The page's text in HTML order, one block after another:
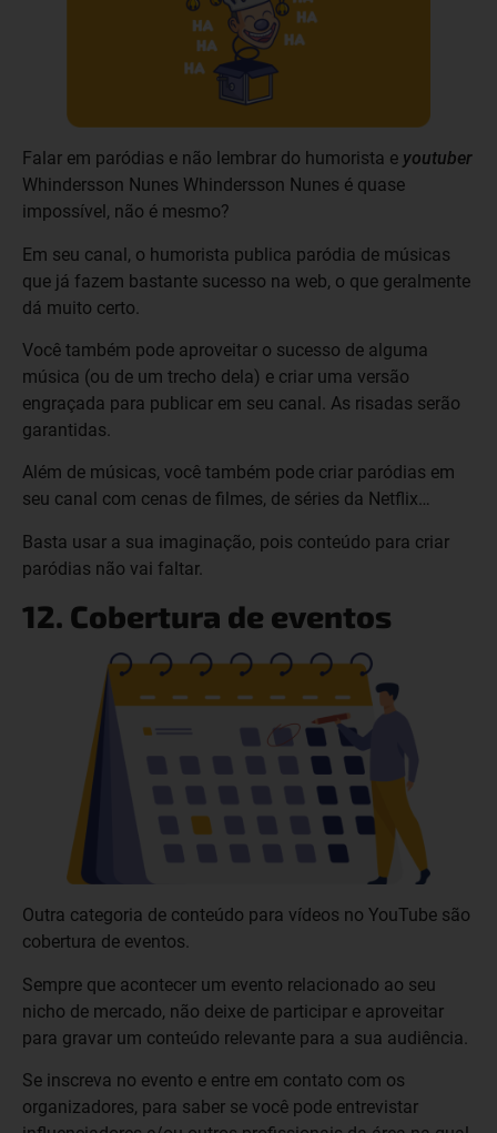
Falar em paródias e não lembrar do humorista e youtuber
Whindersson Nunes Whindersson Nunes é quase
impossível, não é mesmo?
Em seu canal, o humorista publica paródia de músicas
que já fazem bastante sucesso na web, o que geralmente
dá muito certo.
Você também pode aproveitar o sucesso de alguma
música (ou de um trecho dela) e criar uma versão
engraçada para publicar em seu canal. As risadas serão
garantidas.
Além de músicas, você também pode criar paródias em
seu canal com cenas de filmes, de séries da Netflix…
Basta usar a sua imaginação, pois conteúdo para criar
paródias não vai faltar.
12. Cobertura de eventos
Outra categoria de conteúdo para vídeos no YouTube são
cobertura de eventos.
Sempre que acontecer um evento relacionado ao seu
nicho de mercado, não deixe de participar e aproveitar
para gravar um conteúdo relevante para a sua audiência.
Se inscreva no evento e entre em contato com os
organizadores, para saber se você pode entrevistar